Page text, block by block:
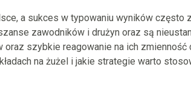
a sukces w typowaniu wyników
zawodników i drużyn oraz są
szybkie reagowanie na ich
na żużel i jakie strategie warto